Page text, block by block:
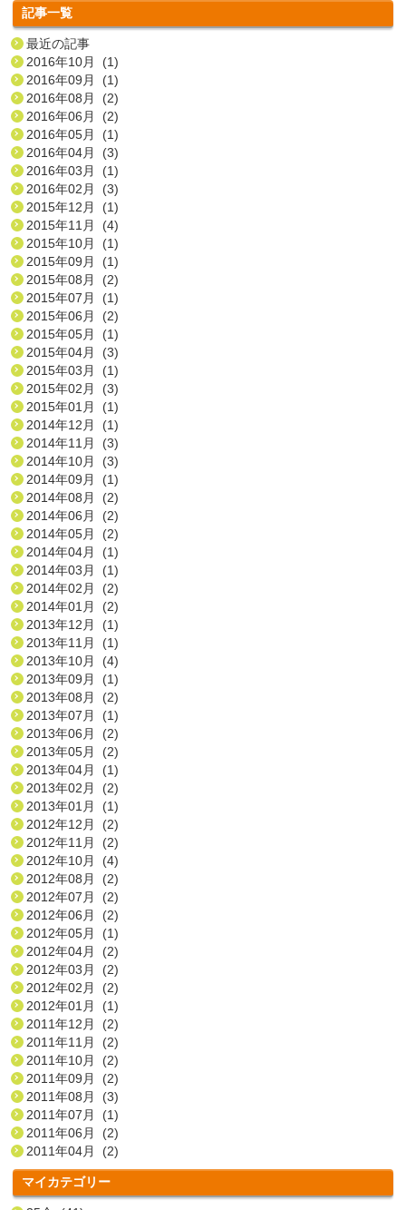
記事一覧
最近の記事
2016年10月 (1)
2016年09月 (1)
2016年08月 (2)
2016年06月 (2)
2016年05月 (1)
2016年04月 (3)
2016年03月 (1)
2016年02月 (3)
2015年12月 (1)
2015年11月 (4)
2015年10月 (1)
2015年09月 (1)
2015年08月 (2)
2015年07月 (1)
2015年06月 (2)
2015年05月 (1)
2015年04月 (3)
2015年03月 (1)
2015年02月 (3)
2015年01月 (1)
2014年12月 (1)
2014年11月 (3)
2014年10月 (3)
2014年09月 (1)
2014年08月 (2)
2014年06月 (2)
2014年05月 (2)
2014年04月 (1)
2014年03月 (1)
2014年02月 (2)
2014年01月 (2)
2013年12月 (1)
2013年11月 (1)
2013年10月 (4)
2013年09月 (1)
2013年08月 (2)
2013年07月 (1)
2013年06月 (2)
2013年05月 (2)
2013年04月 (1)
2013年02月 (2)
2013年01月 (1)
2012年12月 (2)
2012年11月 (2)
2012年10月 (4)
2012年08月 (2)
2012年07月 (2)
2012年06月 (2)
2012年05月 (1)
2012年04月 (2)
2012年03月 (2)
2012年02月 (2)
2012年01月 (1)
2011年12月 (2)
2011年11月 (2)
2011年10月 (2)
2011年09月 (2)
2011年08月 (3)
2011年07月 (1)
2011年06月 (2)
2011年04月 (2)
マイカテゴリー